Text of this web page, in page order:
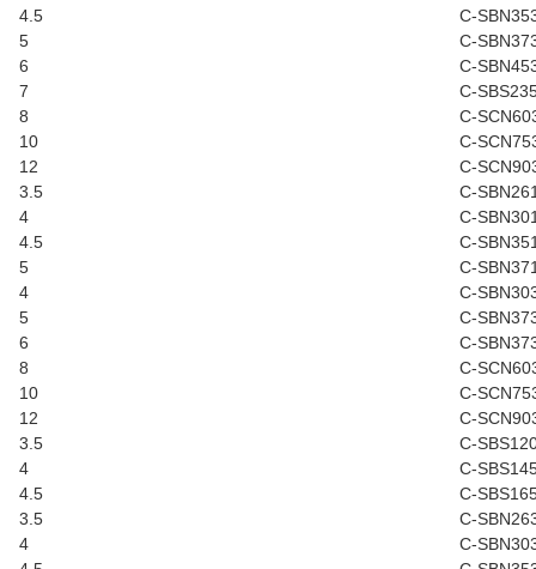
4.5
C-
5
C-
6
C-
7
C-
8
C-
10
C-
12
C-
3.5
C-
4
C-
4.5
C-
5
C-
4
C-
5
C-
6
C-
8
C-
10
C-
12
C-
3.5
C-
4
C-
4.5
C-
3.5
C-
4
C-